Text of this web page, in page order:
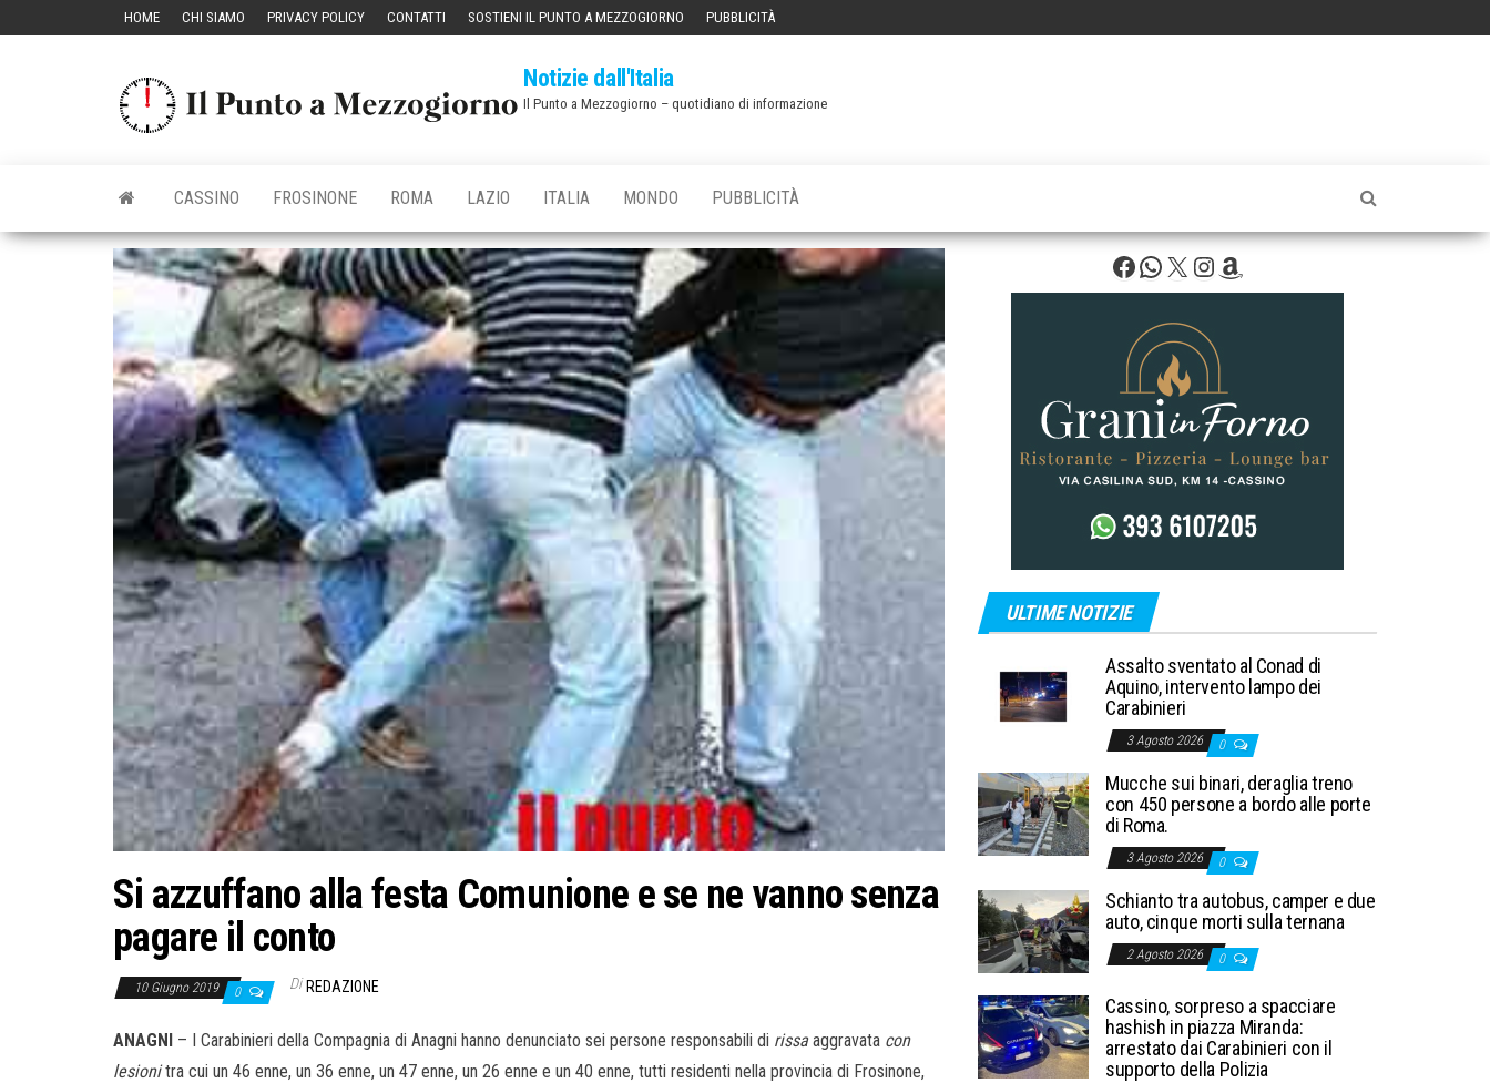
HOME CHI SIAMO PRIVACY POLICY CONTATTI SOSTIENI IL PUNTO A MEZZOGIORNO PUBBLICITÀ
Notizie dall'Italia
Il Punto a Mezzogiorno – quotidiano di informazione
CASSINO FROSINONE ROMA LAZIO ITALIA MONDO PUBBLICITÀ
Si azzuffano alla festa Comunione e se ne vanno senza
pagare il conto
10 Giugno 2019 0 Di REDAZIONE
ANAGNI – I Carabinieri della Compagnia di Anagni hanno denunciato sei persone responsabili di rissaaggravata con
lesionitra cui un 46 enne, un 36 enne, un 47 enne, un 26 enne e un 40 enne, tutti residenti nella provincia di Frosinone,
Facebook
WhatsApp
X Instagram
Amazon
ULTIME NOTIZIE
Assalto sventato al Conad di
Aquino, intervento lampo dei
Carabinieri
3 Agosto 2026 0
Mucche sui binari, deraglia treno
con 450 persone a bordo alle porte
di Roma.
3 Agosto 2026 0
Schianto tra autobus, camper e due
auto, cinque morti sulla ternana
2 Agosto 2026 0
Cassino, sorpreso a spacciare
hashish in piazza Miranda:
arrestato dai Carabinieri con il
supporto della Polizia